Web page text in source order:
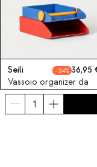
Seili 24
36,95
Vassoio organizer da
scrivania in dolomite
Seili